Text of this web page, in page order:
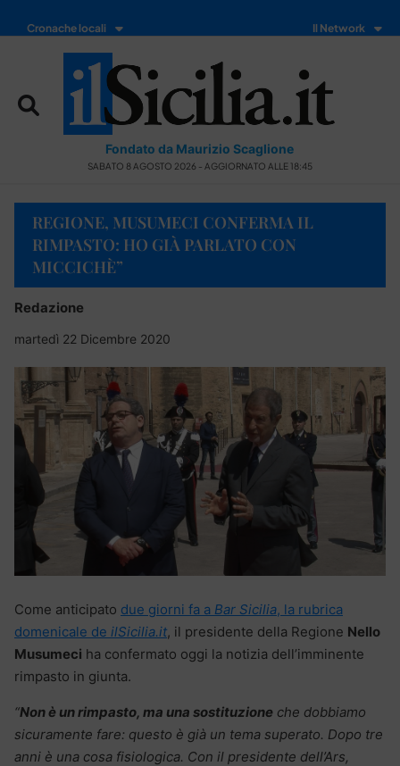
Cronache locali Il Network
Fondato da Maurizio Scaglione
SABATO 8 AGOSTO 2026 - AGGIORNATO ALLE 18:45
REGIONE, MUSUMECI CONFERMA IL
RIMPASTO: HO GIÀ PARLATO CON
MICCICHÈ”
Redazione
martedì 22 Dicembre 2020
Come anticipato due giorni fa a Bar Sicilia, la rubrica
domenicale de ilSicilia.it, il presidente della Regione Nello
Musumeci ha confermato oggi la notizia dell’imminente
rimpasto in giunta.
“Non è un rimpasto, ma una sostituzione che dobbiamo
sicuramente fare: questo è già un tema superato. Dopo tre
anni è una cosa fisiologica. Con il presidente dell’Ars,